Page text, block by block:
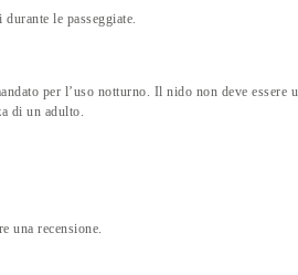
le passeggiate.
per l’uso notturno. Il nido non deve
di un adulto.
una recensione.